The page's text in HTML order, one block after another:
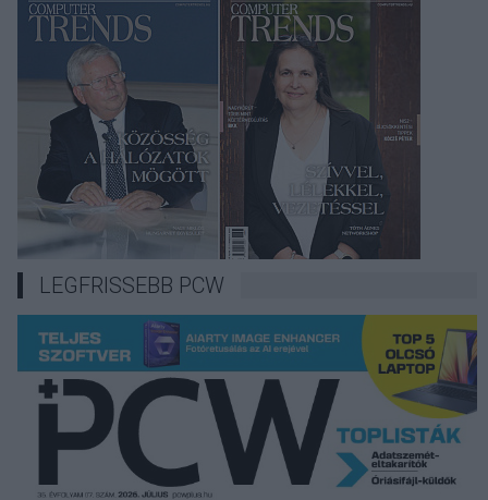
LEGFRISSEBB PCW